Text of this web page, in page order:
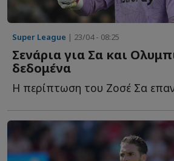
Super League | 23/04 - 08:25
Σενάρια για Σα και
δεδομένα
Η περίπτωση του Ζοσέ Σα